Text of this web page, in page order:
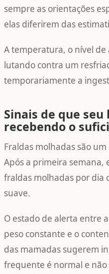
sempre as orientações
elas diferirem das
A temperatura, o nível de
lutando contra um
temporariamente a
Sinais de que seu
recebendo o
Fraldas molhadas são
Após a primeira semana,
fraldas molhadas por dia
suave.
O estado de alerta entre
peso constante e o
das mamadas sugerem
frequente é normal e